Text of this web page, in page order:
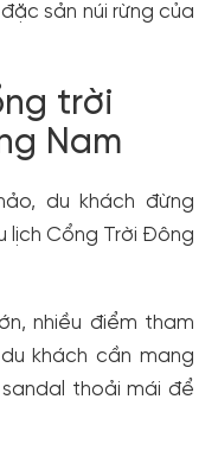
sản núi rừng của
trời
Nam
du khách đừng
lịch Cổng Trời Đông
nhiều điểm tham
khách cần mang
thoải mái để